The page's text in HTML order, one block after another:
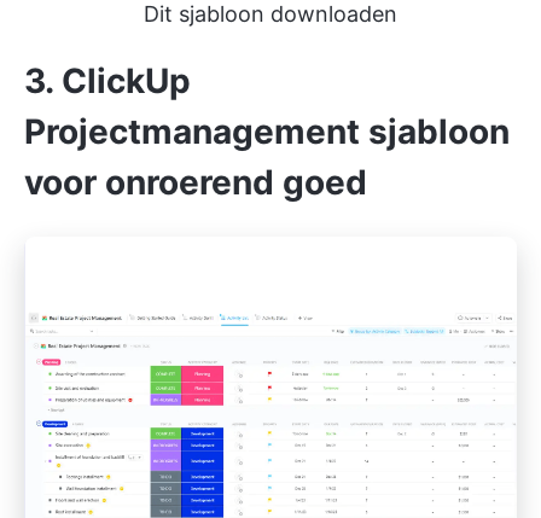
Dit sjabloon downloaden
3. ClickUp
Projectmanagement sjabloon
voor onroerend goed